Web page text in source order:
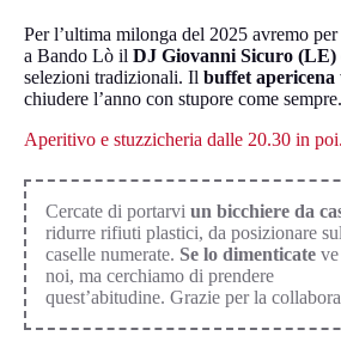
Per l’ultima milonga del 2025 avremo
a Bando Lò il DJ Giovanni Sicuro (LE)
selezioni tradizionali. Il buffet apericena
chiudere l’anno con stupore come sempre.
Aperitivo e stuzzicheria dalle 20.30 in poi.
Cercate di portarvi un bicchiere da
ridurre rifiuti plastici, da posizionare
caselle numerate. Se lo dimenticate
noi, ma cerchiamo di prendere
quest’abitudine. Grazie per la